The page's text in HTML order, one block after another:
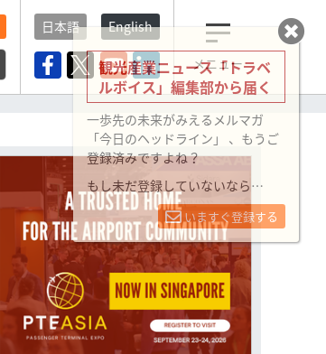
日本語 English
メニュー
観光産業ニュース「トラベ
ルボイス」編集部から届く
一歩先の未来がみえるメルマガ
「今日のヘッドライン」 、もうご
登録済みですよね？
もし未だ登録していないなら…
いますぐ登録する